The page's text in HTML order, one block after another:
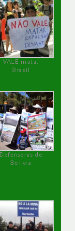
VALE mata,
Brasil
Defensoras de
Bolivia